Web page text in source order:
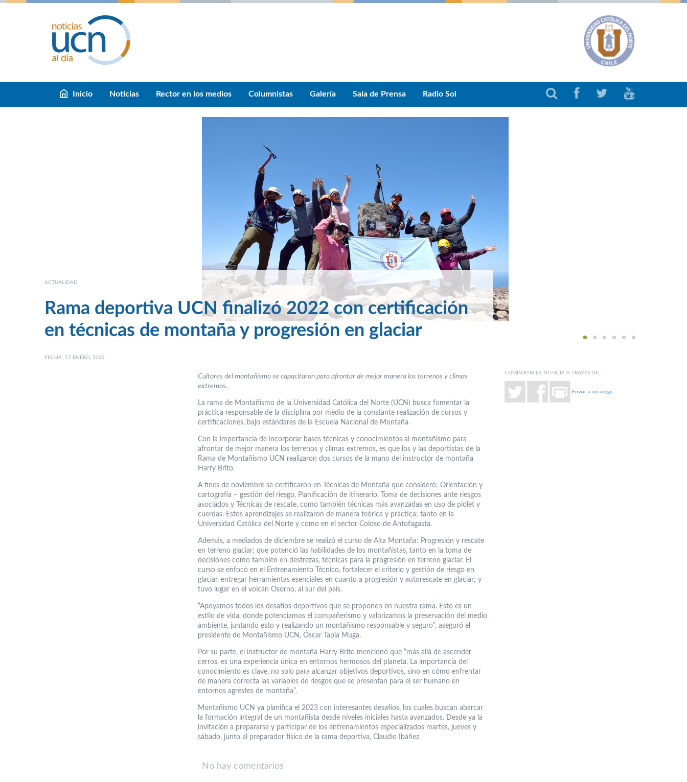
Inicio Noticias Rector en los medios Columnistas Galería Sala de Prensa Radio Sol
1 2 3 4 5 6
ACTUALIDAD
Rama deportiva UCN finalizó 2022 con certificación
en técnicas de montaña y progresión en glaciar
FECHA: 17 ENERO, 2023
Cultores del montañismo se capacitaron para afrontar de mejor manera los terrenos y climas
extremos.
La rama de Montañismo de la Universidad Católica del Norte (UCN) busca fomentar la
práctica responsable de la disciplina por medio de la constante realización de cursos y
certificaciones, bajo estándares de la Escuela Nacional de Montaña.
Con la importancia de incorporar bases técnicas y conocimientos al montañismo para
afrontar de mejor manera los terrenos y climas extremos, es que los y las deportistas de la
Rama de Montañismo UCN realizaron dos cursos de la mano del instructor de montaña
Harry Brito.
A fines de noviembre se certificaron en Técnicas de Montaña que consideró: Orientación y
cartografía – gestión del riesgo, Planificación de itinerario, Toma de decisiones ante riesgos
asociados y Técnicas de rescate, como también técnicas más avanzadas en uso de piolet y
cuerdas. Estos aprendizajes se realizaron de manera teórica y práctica; tanto en la
Universidad Católica del Norte y como en el sector Coloso de Antofagasta.
Además, a mediados de diciembre se realizó el curso de Alta Montaña: Progresión y rescate
en terreno glaciar; que potenció las habilidades de los montañistas, tanto en la toma de
decisiones como también en destrezas, técnicas para la progresión en terreno glaciar. El
curso se enfocó en el Entrenamiento Técnico, fortalecer el criterio y gestión de riesgo en
glaciar, entregar herramientas esenciales en cuanto a progresión y autorescate en glaciar; y
tuvo lugar en el volcán Osorno, al sur del país.
“Apoyamos todos los desafíos deportivos que se proponen en nuestra rama. Esto es un
estilo de vida, donde potenciamos el compañerismo y valorizamos la preservación del medio
ambiente, juntando esto y realizando un montañismo responsable y seguro”, aseguró el
presidente de Montañismo UCN, Óscar Tapia Muga.
Por su parte, el instructor de montaña Harry Brito mencionó que “más allá de ascender
cerros, es una experiencia única en entornos hermosos del planeta. La importancia del
conocimiento es clave, no solo para alcanzar objetivos deportivos, sino en cómo enfrentar
de manera correcta las variables de riesgos que se presentan para el ser humano en
entornos agrestes de montaña”.
Montañismo UCN ya planifica el 2023 con interesantes desafíos, los cuales buscan abarcar
la formación integral de un montañista desde niveles iniciales hasta avanzados. Desde ya la
invitación a prepararse y participar de los entrenamientos especializados martes, jueves y
sábado, junto al preparador físico de la rama deportiva, Claudio Ibáñez.
COMPARTIR LA NOTICIA A TRAVÉS DE:
Enviar a un amigo
No hay comentarios